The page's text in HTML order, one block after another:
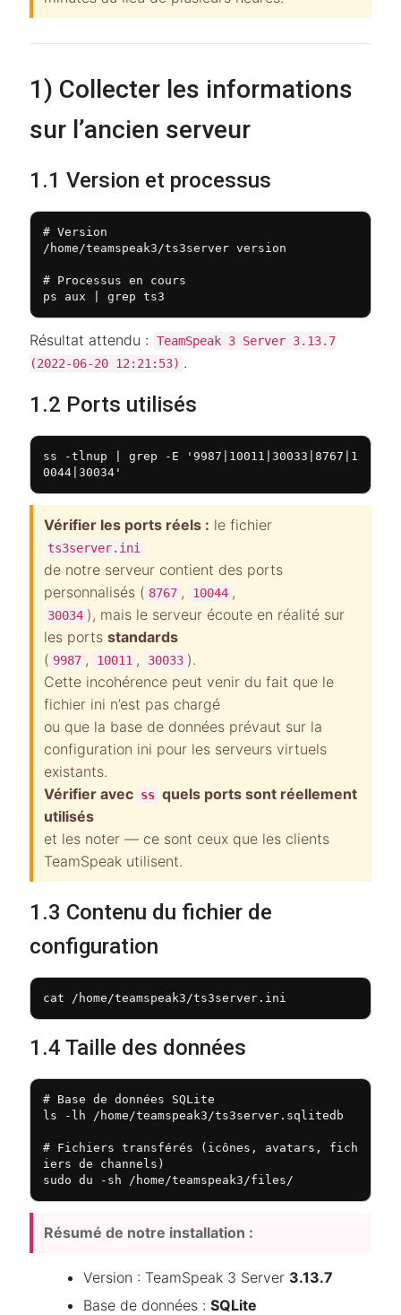
1) Collecter les informations
sur l’ancien serveur
1.1 Version et processus
# Version
/home/teamspeak3/ts3server version
# Processus en cours
ps aux | grep ts3
Résultat attendu :
TeamSpeak 3 Server 3.13.7
(2022-06-20 12:21:53) .
1.2 Ports utilisés
ss -tlnup | grep -E '9987|10011|30033|8767|1
0044|30034'
Vérifier les ports réels : le fichier
ts3server.ini
de notre serveur contient des ports
personnalisés ( 8767 , 10044 ,
30034 ), mais le serveur écoute en réalité sur
les ports standards
( 9987 , 10011 , 30033 ).
Cette incohérence peut venir du fait que le
fichier ini n’est pas chargé
ou que la base de données prévaut sur la
configuration ini pour les serveurs virtuels
existants.
Vérifier avec ss quels ports sont réellement
utilisés
et les noter — ce sont ceux que les clients
TeamSpeak utilisent.
1.3 Contenu du fichier de
configuration
cat /home/teamspeak3/ts3server.ini
1.4 Taille des données
# Base de données SQLite
ls -lh /home/teamspeak3/ts3server.sqlitedb
# Fichiers transférés (icônes, avatars, fich
iers de channels)
sudo du -sh /home/teamspeak3/files/
Résumé de notre installation :
Version : TeamSpeak 3 Server 3.13.7
Base de données : SQLite